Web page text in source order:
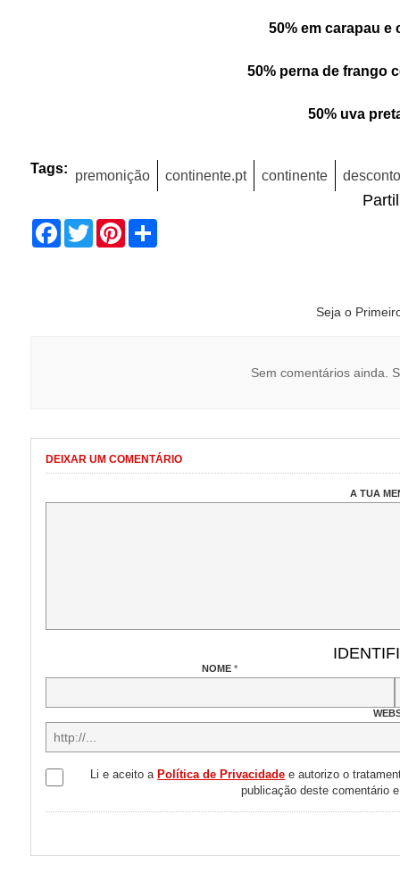
50% em carapau e
50% perna de frango
50% uva
Tags: premonição continente.pt continente
Facebook
TwitterPinterest
Share
Seja o
Sem comentários ainda.
DEIXAR UM COMENTÁRIO
A TUA
NOME*
Li e aceito aPolítica de Privacidade e autorizo o
publicação deste comentário